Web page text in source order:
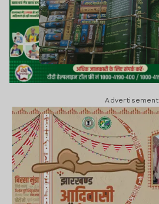
Advertisement